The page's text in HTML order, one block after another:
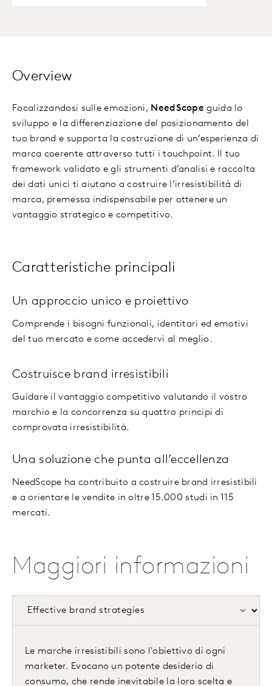
Overview
Focalizzandosi sulle emozioni, NeedScopeguida lo
sviluppo e la differenziazione del posizionamento del
tuo brand e supporta la costruzione di un’esperienza di
marca coerente attraverso tutti i touchpoint. Il tuo
framework validato e gli strumenti d’analisi e raccolta
dei dati unici ti aiutano a costruire l’irresistibilità di
marca, premessa indispensabile per ottenere un
vantaggio strategico e competitivo.
Caratteristiche principali
Un approccio unico e proiettivo
Comprende i bisogni funzionali, identitari ed emotivi
del tuo mercato e come accedervi al meglio.
Costruisce brand irresistibili
Guidare il vantaggio competitivo valutando il vostro
marchio e la concorrenza su quattro principi di
comprovata irresistibilità.
Una soluzione che punta all’eccellenza
NeedScope ha contribuito a costruire brand irresistibili
e a orientare le vendite in oltre 15.000 studi in 115
mercati.
Maggiori informazioni
Le marche irresistibili sono l'obiettivo di ogni
marketer. Evocano un potente desiderio di
consumo, che rende inevitabile la loro scelta e